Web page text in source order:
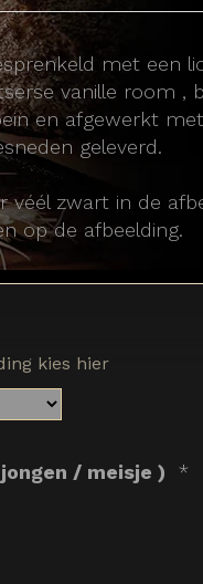
met een
vanille room ,
en afgewerkt
geleverd.
véél zwart in de
op de afbeelding.
kies hier
/ meisje ) *